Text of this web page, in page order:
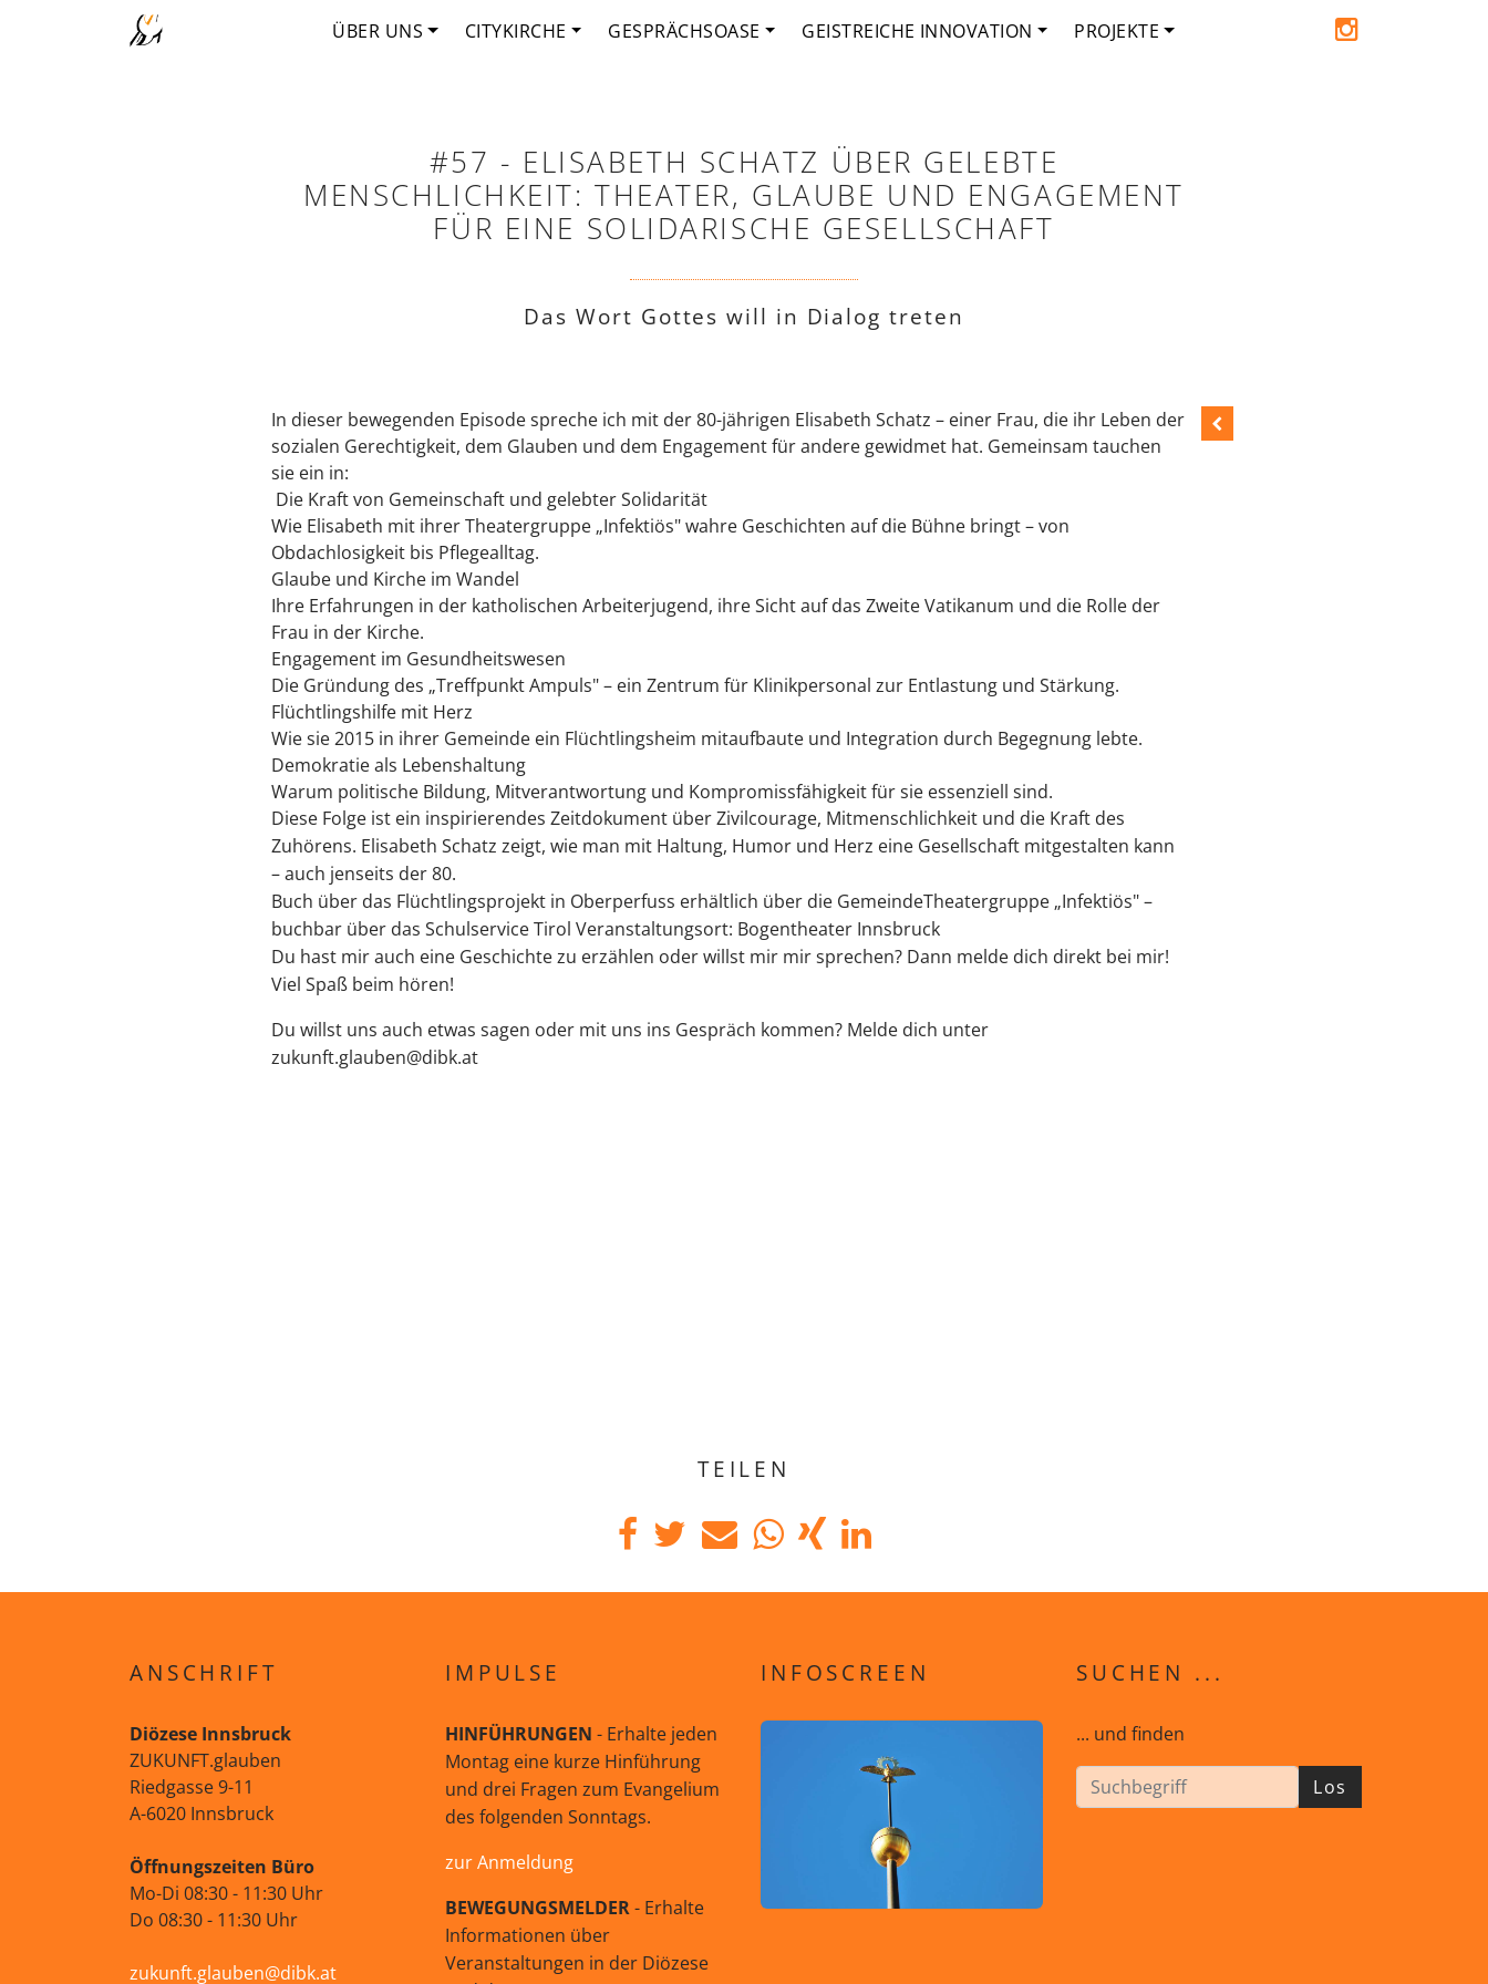
ÜBER UNS CITYKIRCHE GESPRÄCHSOASE GEISTREICHE INNOVATION PROJEKTE
#57 - ELISABETH SCHATZ ÜBER GELEBTE
MENSCHLICHKEIT: THEATER, GLAUBE UND ENGAGEMENT
FÜR EINE SOLIDARISCHE GESELLSCHAFT
Das Wort Gottes will in Dialog treten
In dieser bewegenden Episode spreche ich mit der 80-jährigen Elisabeth Schatz – einer Frau, die ihr Leben der
sozialen Gerechtigkeit, dem Glauben und dem Engagement für andere gewidmet hat. Gemeinsam tauchen
sie ein in:
Die Kraft von Gemeinschaft und gelebter Solidarität
Wie Elisabeth mit ihrer Theatergruppe „Infektiös" wahre Geschichten auf die Bühne bringt – von
Obdachlosigkeit bis Pflegealltag.
Glaube und Kirche im Wandel
Ihre Erfahrungen in der katholischen Arbeiterjugend, ihre Sicht auf das Zweite Vatikanum und die Rolle der
Frau in der Kirche.
Engagement im Gesundheitswesen
Die Gründung des „Treffpunkt Ampuls" – ein Zentrum für Klinikpersonal zur Entlastung und Stärkung.
Flüchtlingshilfe mit Herz
Wie sie 2015 in ihrer Gemeinde ein Flüchtlingsheim mitaufbaute und Integration durch Begegnung lebte.
Demokratie als Lebenshaltung
Warum politische Bildung, Mitverantwortung und Kompromissfähigkeit für sie essenziell sind.
Diese Folge ist ein inspirierendes Zeitdokument über Zivilcourage, Mitmenschlichkeit und die Kraft des
Zuhörens. Elisabeth Schatz zeigt, wie man mit Haltung, Humor und Herz eine Gesellschaft mitgestalten kann
– auch jenseits der 80.
Buch über das Flüchtlingsprojekt in Oberperfuss erhältlich über die GemeindeTheatergruppe „⁠Infektiös⁠" –
buchbar über das Schulservice Tirol Veranstaltungsort: Bogentheater Innsbruck
Du hast mir auch eine Geschichte zu erzählen oder willst mir mir sprechen? ⁠Dann melde dich direkt bei mir⁠!
Viel Spaß beim hören!
Du willst uns auch etwas sagen oder mit uns ins Gespräch kommen? Melde dich unter
⁠zukunft.glauben@dibk.at
TEILEN
ANSCHRIFT
Diözese Innsbruck
ZUKUNFT.glauben
Riedgasse 9-11
A-6020 Innsbruck
Öffnungszeiten Büro
Mo-Di 08:30 - 11:30 Uhr
Do 08:30 - 11:30 Uhr
zukunft.glauben@dibk.at
IMPULSE
HINFÜHRUNGEN - Erhalte jeden
Montag eine kurze Hinführung
und drei Fragen zum Evangelium
des folgenden Sonntags.
zur Anmeldung
BEWEGUNGSMELDER- Erhalte
Informationen über
Veranstaltungen in der Diözese
INFOSCREEN SUCHEN ...
... und finden
Los